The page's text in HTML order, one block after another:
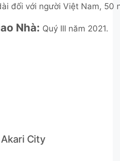
đối với người Việt Nam, 50
Nhà: Quý III năm 2021.
City